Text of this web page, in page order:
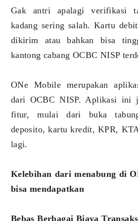
Gak antri apalagi verifikasi
kadang sering salah. Kartu
dikirim atau bahkan bisa
kantong cabang OCBC NISP
ONe Mobile merupakan
dari OCBC NISP. Aplikasi ini
fitur, mulai dari buka
deposito, kartu kredit, KPR,
lagi.
Kelebihan dari menabung di
bisa mendapatkan
Bebas Berbagai Biaya